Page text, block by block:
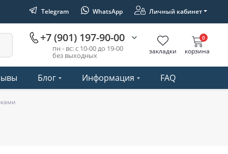
Telegram WhatsApp Личный кабинет
+7 (901) 197-90-00
пн - вс: с 10-00 до 19-00
без выходных закладки корзина
0
Блог Информация FAQ